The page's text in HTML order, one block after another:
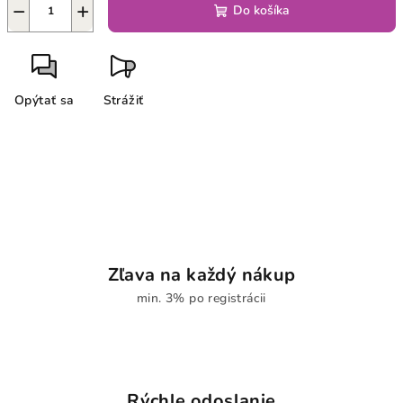
+
− Do košíka
Opýtať sa Strážiť
Zľava na každý nákup
min. 3% po registrácii